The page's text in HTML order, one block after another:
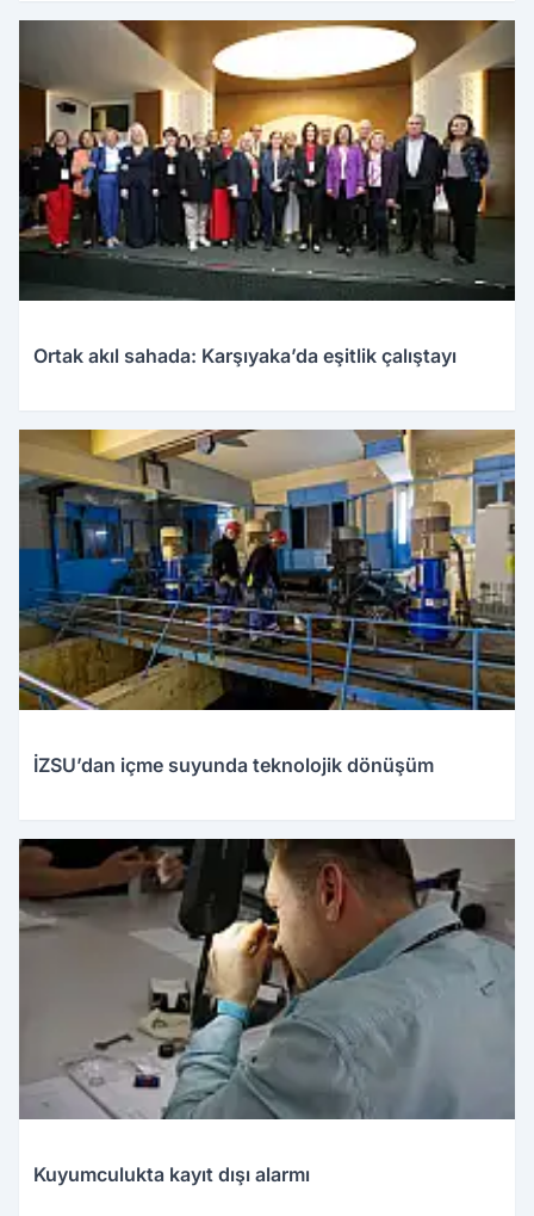
Ortak akıl sahada: Karşıyaka’da eşitlik çalıştayı
İZSU’dan içme suyunda teknolojik dönüşüm
Kuyumculukta kayıt dışı alarmı